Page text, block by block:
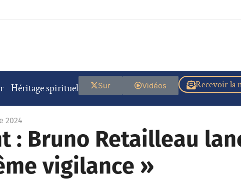
Héritage spirituel Recevoir la
Vidéos
Sur
2024
: Bruno Retailleau
vigilance »